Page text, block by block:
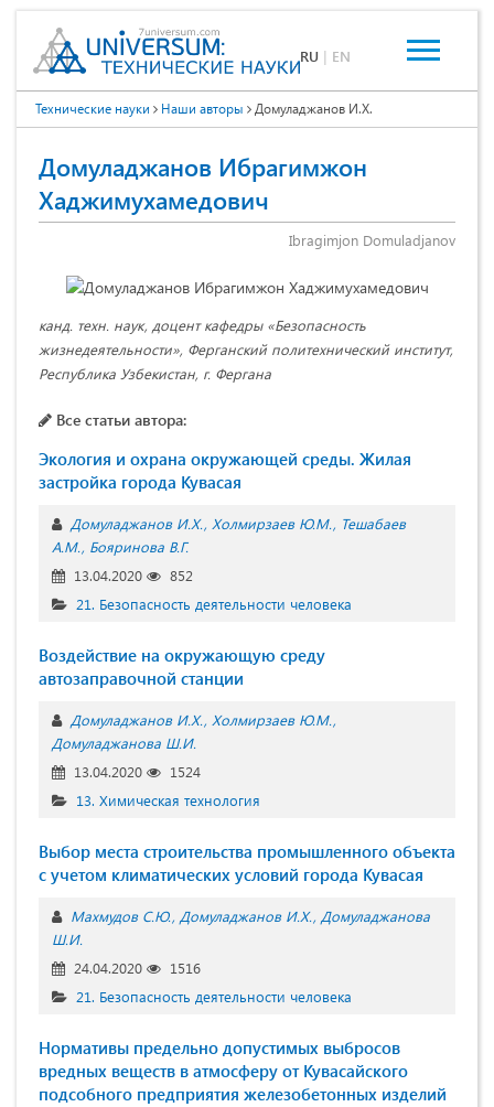
RU | EN
Технические науки Наши авторы Домуладжанов И.Х.
Домуладжанов Ибрагимжон
Хаджимухамедович
Ibragimjon Domuladjanov
канд. техн. наук, доцент кафедры «Безопасность
жизнедеятельности», Ферганский политехнический институт,
Республика Узбекистан, г. Фергана
Все статьи автора:
Экология и охрана окружающей среды. Жилая
застройка города Кувасая
Домуладжанов И.Х. Холмирзаев Ю.М. Тешабаев
А.М. Бояринова В.Г.
13.04.2020
852
21. Безопасность деятельности человека
Воздействие на окружающую среду
автозаправочной станции
Домуладжанов И.Х. Холмирзаев Ю.М.
Домуладжанова Ш.И.
13.04.2020
1524
13. Химическая технология
Выбор места строительства промышленного объекта
с учетом климатических условий города Кувасая
Махмудов С.Ю. Домуладжанов И.Х. Домуладжанова
Ш.И.
24.04.2020
1516
21. Безопасность деятельности человека
Нормативы предельно допустимых выбросов
вредных веществ в атмосферу от Кувасайского
подсобного предприятия железобетонных изделий